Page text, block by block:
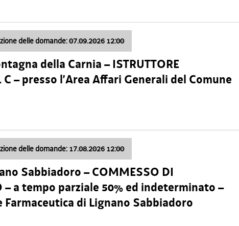
delle domande: 07.09.2026 12:00
della Carnia – ISTRUTTORE
– presso l’Area Affari Generali del Comune
delle domande: 17.08.2026 12:00
Sabbiadoro – COMMESSO DI
a tempo parziale 50% ed indeterminato –
Farmaceutica di Lignano Sabbiadoro